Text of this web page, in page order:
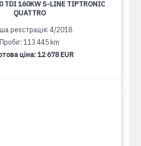
TDI 160KW S-LINE TIPTRONIC
QUATTRO
реєстрація: 4/2018
Пробіг: 113 445 km
ціна:12 678 EUR